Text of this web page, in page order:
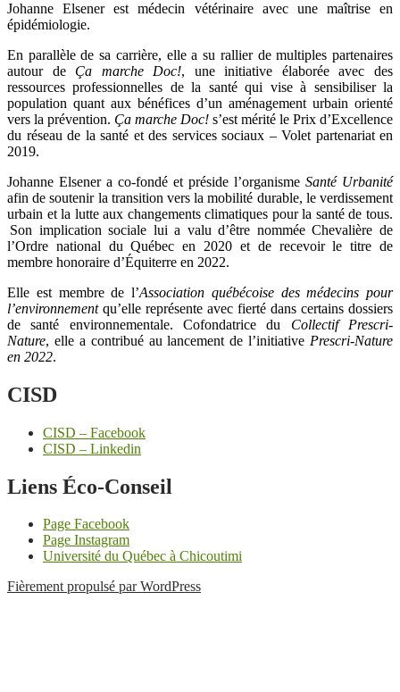
Johanne Elsener est médecin vétérinaire avec une maîtrise en
épidémiologie.
En parallèle de sa carrière, elle a su rallier de multiples partenaires
autour de Ça marche Doc!, une initiative élaborée avec des
ressources professionnelles de la santé qui vise à sensibiliser la
population quant aux bénéfices d’un aménagement urbain orienté
vers la prévention. Ça marche Doc! s’est mérité le Prix d’Excellence
du réseau de la santé et des services sociaux – Volet partenariat en
2019.
Johanne Elsener a co-fondé et préside l’organisme Santé Urbanité
afin de soutenir la transition vers la mobilité durable, le verdissement
urbain et la lutte aux changements climatiques pour la santé de tous.
Son implication sociale lui a valu d’être nommée Chevalière de
l’Ordre national du Québec en 2020 et de recevoir le titre de
membre honoraire d’Équiterre en 2022.
Elle est membre de l’Association québécoise des médecins pour
l’environnementqu’elle représente avec fierté dans certains dossiers
de santé environnementale. Cofondatrice du Collectif Prescri-
Nature, elle a contribué au lancement de l’initiative Prescri-Nature
en 2022.
CISD
CISD – Facebook
CISD – Linkedin
Liens Éco-Conseil
Page Facebook
Page Instagram
Université du Québec à Chicoutimi
Fièrement propulsé par WordPress